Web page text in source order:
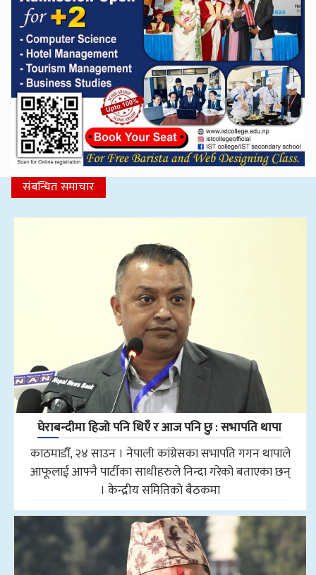
संबन्धित समाचार
घेराबन्दीमा हिजो पनि थिएँ र आज पनि छु : सभापति थापा
काठमाडौँ, २४ साउन । नेपाली कांग्रेसका सभापति गगन थापाले
आफूलाई आफ्नै पार्टीका साथीहरुले निन्दा गरेको बताएका छन्
। केन्द्रीय समितिको बैठकमा